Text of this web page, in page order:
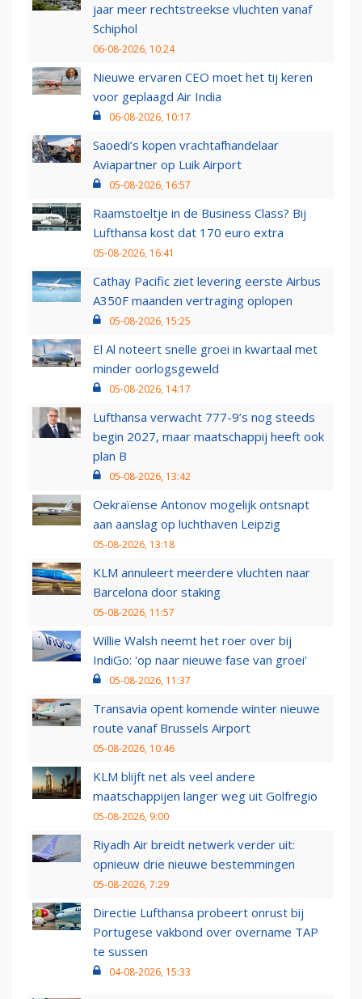
jaar meer rechtstreekse vluchten vanaf
Schiphol
06-08-2026, 10:24
Nieuwe ervaren CEO moet het tij keren
voor geplaagd Air India
06-08-2026, 10:17
Saoedi’s kopen vrachtafhandelaar
Aviapartner op Luik Airport
05-08-2026, 16:57
Raamstoeltje in de Business Class? Bij
Lufthansa kost dat 170 euro extra
05-08-2026, 16:41
Cathay Pacific ziet levering eerste Airbus
A350F maanden vertraging oplopen
05-08-2026, 15:25
El Al noteert snelle groei in kwartaal met
minder oorlogsgeweld
05-08-2026, 14:17
Lufthansa verwacht 777-9’s nog steeds
begin 2027, maar maatschappij heeft ook
plan B
05-08-2026, 13:42
Oekraïense Antonov mogelijk ontsnapt
aan aanslag op luchthaven Leipzig
05-08-2026, 13:18
KLM annuleert meerdere vluchten naar
Barcelona door staking
05-08-2026, 11:57
Willie Walsh neemt het roer over bij
IndiGo: 'op naar nieuwe fase van groei'
05-08-2026, 11:37
Transavia opent komende winter nieuwe
route vanaf Brussels Airport
05-08-2026, 10:46
KLM blijft net als veel andere
maatschappijen langer weg uit Golfregio
05-08-2026, 9:00
Riyadh Air breidt netwerk verder uit:
opnieuw drie nieuwe bestemmingen
05-08-2026, 7:29
Directie Lufthansa probeert onrust bij
Portugese vakbond over overname TAP
te sussen
04-08-2026, 15:33